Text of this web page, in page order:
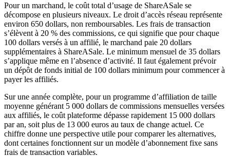
Pour un marchand, le coût total d’usage de ShareASale se
décompose en plusieurs niveaux. Le droit d’accès réseau représente
environ 650 dollars, non remboursables. Les frais de transaction
s’élèvent à 20 % des commissions, ce qui signifie que pour chaque
100 dollars versés à un affilié, le marchand paie 20 dollars
supplémentaires à ShareASale. Le minimum mensuel de 35 dollars
s’applique même en l’absence d’activité. Il faut également prévoir
un dépôt de fonds initial de 100 dollars minimum pour commencer à
payer les affiliés.
Sur une année complète, pour un programme d’affiliation de taille
moyenne générant 5 000 dollars de commissions mensuelles versées
aux affiliés, le coût plateforme dépasse rapidement 15 000 dollars
par an, soit plus de 13 000 euros au taux de change actuel. Ce
chiffre donne une perspective utile pour comparer les alternatives,
dont certaines fonctionnent sur un modèle d’abonnement fixe sans
frais de transaction variables.